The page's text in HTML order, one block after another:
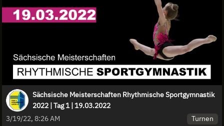
Sächsische Meisterschaften Rhythmische Sportgymnastik
2022 | Tag 1 | 19.03.2022
3/19/22, 8:26 AM
Turnen